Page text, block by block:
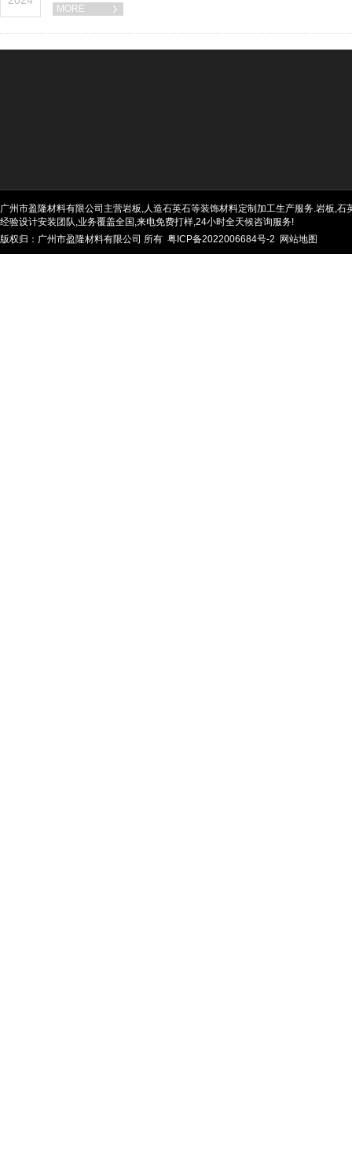
MORE 
广州市盈隆材料有限公司主营岩板,人造石英石等装饰材料定制加工生产服务.岩板,
经验设计安装团队,业务覆盖全国,来电免费打样,24小时全天候咨询服务!
版权归：广州市盈隆材料有限公司 所有 粤ICP备2022006684号-2 网站地图